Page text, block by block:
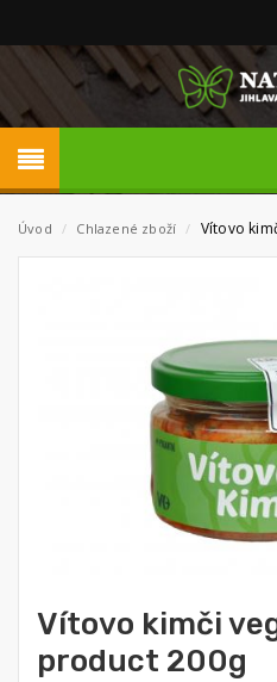
Úvod / Chlazené zboží / Vítovo
Vítovo kimči
product 200g